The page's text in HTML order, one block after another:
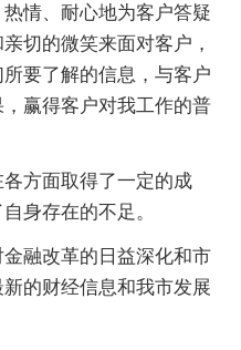
情、耐心地为客户答疑
切的微笑来面对客户，
要了解的信息，与客户
赢得客户对我工作的普
方面取得了一定的成
身存在的不足。
融改革的日益深化和市
的财经信息和我市发展